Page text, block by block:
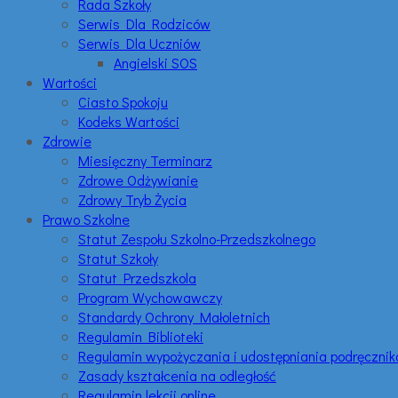
Rada Szkoły
Serwis Dla Rodziców
Serwis Dla Uczniów
Angielski SOS
Wartości
Ciasto Spokoju
Kodeks Wartości
Zdrowie
Miesięczny Terminarz
Zdrowe Odżywianie
Zdrowy Tryb Życia
Prawo Szkolne
Statut Zespołu Szkolno-Przedszkolnego
Statut Szkoły
Statut Przedszkola
Program Wychowawczy
Standardy Ochrony Małoletnich
Regulamin Biblioteki
Regulamin wypożyczania i udostępniania
Zasady kształcenia na odległość